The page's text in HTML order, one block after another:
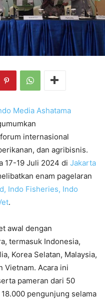
Media Ashatama
internasional
dan agribisnis.
17-19 Juli 2024 di Jakarta
enam pagelaran
Indo Fisheries, Indo
.
awal dengan
termasuk Indonesia,
Korea Selatan, Malaysia,
Vietnam. Acara ini
pameran dari 50
pengunjung selama